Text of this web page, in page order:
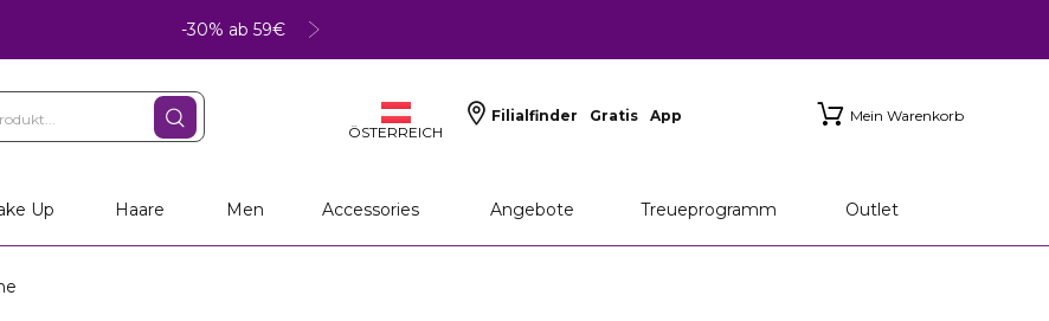
-30% ab 59€
ÖSTERREICH
Filialfinder Gratis App Mein Warenkorb
Up Haare Men Accessories Angebote Treueprogramm Outlet